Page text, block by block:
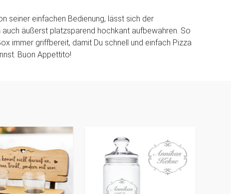
seiner einfachen Bedienung, lässt sich der
auch äußerst platzsparend hochkant aufbewahren. So
immer griffbereit, damit Du schnell und einfach Pizza
Buon Appettito!